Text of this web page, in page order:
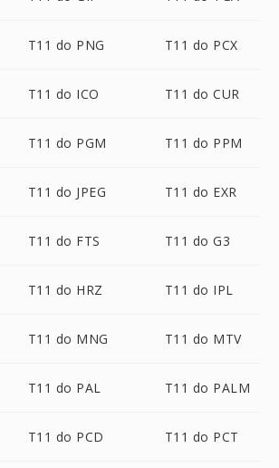
T11 do PNG T11 do PCX
T11 do ICO T11 do CUR
T11 do PGM T11 do PPM
T11 do JPEG T11 do EXR
T11 do FTS T11 do G3
T11 do HRZ T11 do IPL
T11 do MNG T11 do MTV
T11 do PAL T11 do PALM
T11 do PCD T11 do PCT